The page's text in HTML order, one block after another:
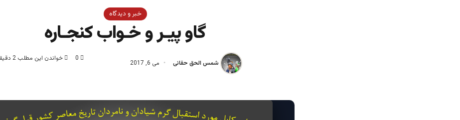
خبر و دیدگاه
گاو پيـر و خـواب کنجـاره
شمس الحق حقانی می 6, 2017
0 خواندن این مطلب 2 دقیقه زمان میبرد